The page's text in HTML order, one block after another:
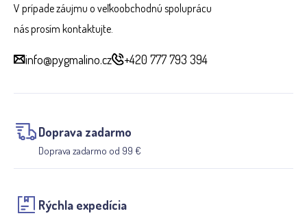
V prípade záujmu o veľkoobchodnú spoluprácu
nás prosím kontaktujte.
info@pygmalino.cz +420 777 793 394
Doprava zadarmo
Doprava zadarmo od 99 €
Rýchla expedícia